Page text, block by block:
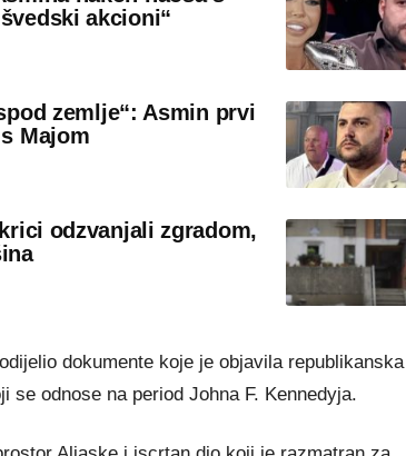
akcioni“
zemlje“: Asmin prvi
Majom
odzvanjali zgradom,
dokumente koje je objavila republikanska
se odnose na period Johna F. Kennedyja.